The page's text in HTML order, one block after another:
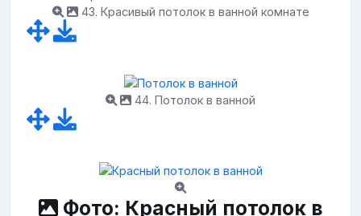
43. Красивый потолок в ванной комнате
44. Потолок в ванной
Фото: Красный потолок в